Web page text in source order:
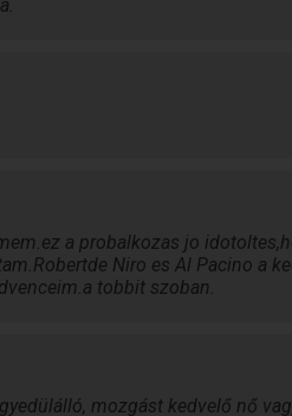
a probalkozas jo
Niro es Al Pacino a
tobbit szoban.
mozgást kedvelő nő